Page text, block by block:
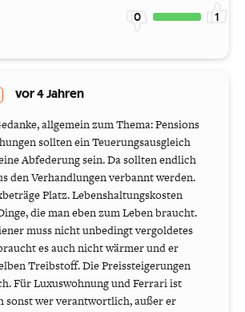
0 1
vor 4 Jahren
allgemein zum Thema: Pensions
sollten ein Teuerungsausgleich
Abfederung sein. Da sollten endlich
den Verhandlungen verbannt werden.
Platz. Lebenshaltungskosten
die man eben zum Leben braucht.
muss nicht unbedingt vergoldetes
es auch nicht wärmer und er
Treibstoff. Die Preissteigerungen
Für Luxuswohnung und Ferrari ist
sonst wer verantwortlich, außer er